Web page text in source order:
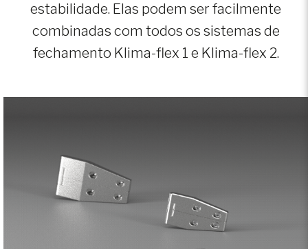
estabilidade. Elas podem ser facilmente
combinadas com todos os sistemas de
fechamento Klima-flex 1 e Klima-flex 2.